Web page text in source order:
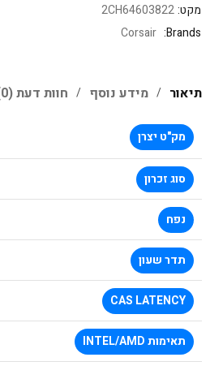
מקט:2CH64603822
Brands:
Corsair
תיאור מידע נוסף חוות דעת (0)
מק"ט יצרן
סוג זכרון
נפח
תדר שעון
CAS LATENCY
תאימות INTEL/AMD